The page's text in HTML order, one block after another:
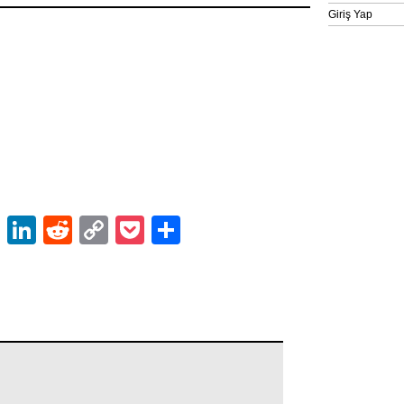
EmailLinkedIn
RedditCopyPocket
Giriş Yap